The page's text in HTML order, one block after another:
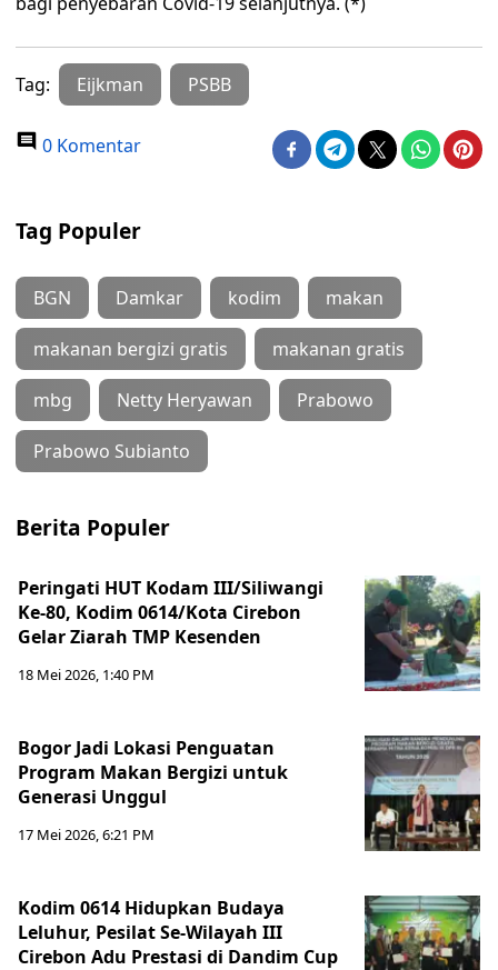
Tag: Eijkman PSBB
0 Komentar
Tag Populer
BGN Damkar kodim makan
makanan bergizi gratis makanan gratis
mbg Netty Heryawan Prabowo
Prabowo Subianto
Berita Populer
Peringati HUT Kodam III/Siliwangi
Ke-80, Kodim 0614/Kota Cirebon
Gelar Ziarah TMP Kesenden
18 Mei 2026, 1:40 PM
Bogor Jadi Lokasi Penguatan
Program Makan Bergizi untuk
Generasi Unggul
17 Mei 2026, 6:21 PM
Kodim 0614 Hidupkan Budaya
Leluhur, Pesilat Se-Wilayah III
Cirebon Adu Prestasi di Dandim Cup